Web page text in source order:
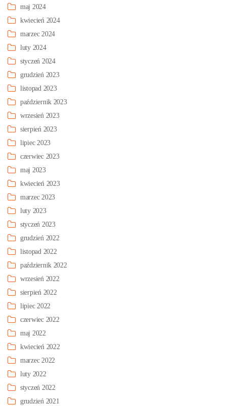
maj 2024
kwiecień 2024
marzec 2024
luty 2024
styczeń 2024
grudzień 2023
listopad 2023
październik 2023
wrzesień 2023
sierpień 2023
lipiec 2023
czerwiec 2023
maj 2023
kwiecień 2023
marzec 2023
luty 2023
styczeń 2023
grudzień 2022
listopad 2022
październik 2022
wrzesień 2022
sierpień 2022
lipiec 2022
czerwiec 2022
maj 2022
kwiecień 2022
marzec 2022
luty 2022
styczeń 2022
grudzień 2021